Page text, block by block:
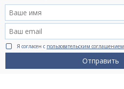
Видео Ruso.TV
BCN life
Сервис на немецком
Я согласен с пользовательским соглашением
Отправить